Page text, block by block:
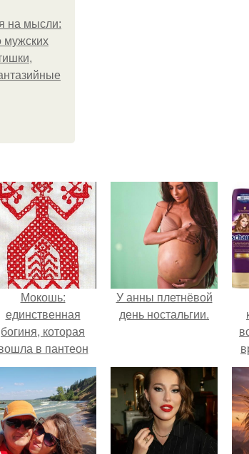
на мысли:
Мокошь:
единственная
богиня, которая
в пантеон
Владимира.
У анны плетнёвой
день ностальгии.